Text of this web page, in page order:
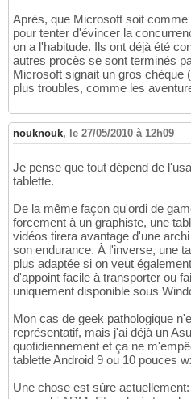
Après, que Microsoft soit
pour tenter d'évincer la
on a l'habitude. Ils ont déjà été
autres procès se sont terminés
Microsoft signait un gros chèque
plus troubles, comme les
nouknouk, le 27/05/2010 à 12h09
Je pense que tout dépend de
tablette.
De la même façon qu'ordi de
forcement à un graphiste, une
vidéos tirera avantage d'une
son endurance. À l'inverse, une
plus adaptée si on veut
d'appoint facile à transporter ou
uniquement disponible sous
Mon cas de geek pathologique
représentatif, mais j'ai déjà un
quotidiennement et ça ne
tablette Android 9 ou 10 pouces
Une chose est sûre